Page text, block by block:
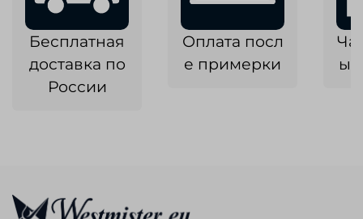
Бесплатная
доставка по
России
Оплата посл
е примерки